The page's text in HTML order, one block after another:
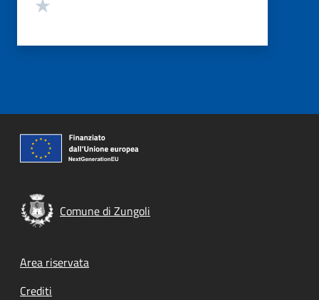
Comune di Zungoli
Footer menu
Area riservata
Crediti